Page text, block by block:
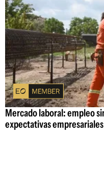
Mercado laboral: empleo
expectativas